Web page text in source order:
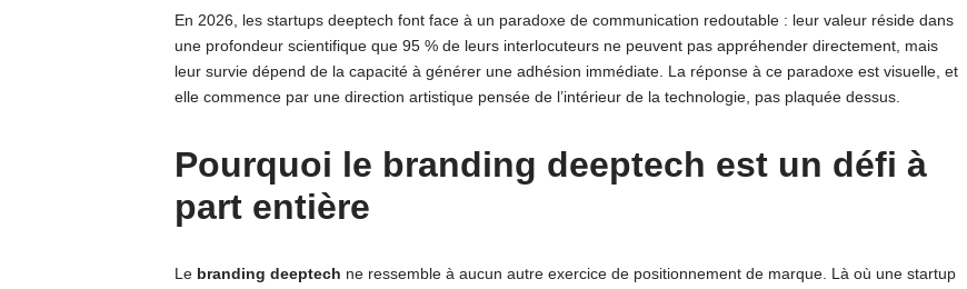
En 2026, les startups deeptech font face à un paradoxe de communication redoutable : leur valeur réside dans
une profondeur scientifique que 95 % de leurs interlocuteurs ne peuvent pas appréhender directement, mais
leur survie dépend de la capacité à générer une adhésion immédiate. La réponse à ce paradoxe est visuelle, et
elle commence par une direction artistique pensée de l’intérieur de la technologie, pas plaquée dessus.
Pourquoi le branding deeptech est un défi à
part entière
Le branding deeptech ne ressemble à aucun autre exercice de positionnement de marque. Là où une startup